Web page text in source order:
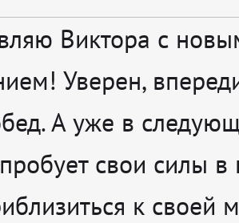
Виктора с
Уверен,
А уже в
свои силы в
к своей